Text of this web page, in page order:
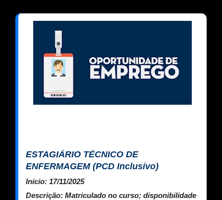
ESTAGIÁRIO TÉCNICO DE
ENFERMAGEM (PCD Inclusivo)
Início: 17/11/2025
Descrição: Matriculado no curso; disponibilidade